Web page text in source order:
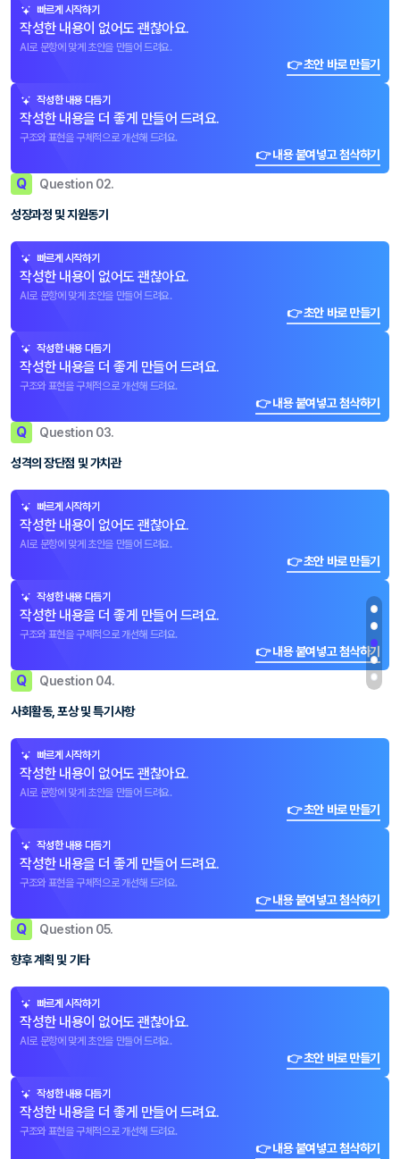
빠르게 시작하기
작성한 내용이 없어도 괜찮아요.
AI로 문항에 맞게 초안을 만들어 드려요.
👉 초안 바로 만들기
작성한 내용 다듬기
작성한 내용을 더 좋게 만들어 드려요.
구조와 표현을 구체적으로 개선해 드려요.
👉 내용 붙여넣고 첨삭하기
Q Question 02.
성장과정 및 지원동기
빠르게 시작하기
작성한 내용이 없어도 괜찮아요.
AI로 문항에 맞게 초안을 만들어 드려요.
👉 초안 바로 만들기
작성한 내용 다듬기
작성한 내용을 더 좋게 만들어 드려요.
구조와 표현을 구체적으로 개선해 드려요.
👉 내용 붙여넣고 첨삭하기
Q Question 03.
성격의 장단점 및 가치관
빠르게 시작하기
작성한 내용이 없어도 괜찮아요.
AI로 문항에 맞게 초안을 만들어 드려요.
👉 초안 바로 만들기
작성한 내용 다듬기
작성한 내용을 더 좋게 만들어 드려요.
구조와 표현을 구체적으로 개선해 드려요.
👉 내용 붙여넣고 첨삭하기
Q Question 04.
사회활동, 포상 및 특기사항
빠르게 시작하기
작성한 내용이 없어도 괜찮아요.
AI로 문항에 맞게 초안을 만들어 드려요.
👉 초안 바로 만들기
작성한 내용 다듬기
작성한 내용을 더 좋게 만들어 드려요.
구조와 표현을 구체적으로 개선해 드려요.
👉 내용 붙여넣고 첨삭하기
Q Question 05.
향후 계획 및 기타
빠르게 시작하기
작성한 내용이 없어도 괜찮아요.
AI로 문항에 맞게 초안을 만들어 드려요.
👉 초안 바로 만들기
작성한 내용 다듬기
작성한 내용을 더 좋게 만들어 드려요.
구조와 표현을 구체적으로 개선해 드려요.
👉 내용 붙여넣고 첨삭하기